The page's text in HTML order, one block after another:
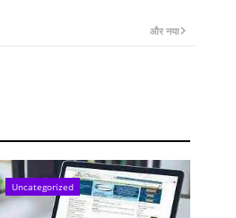
और नया
Uncategorized